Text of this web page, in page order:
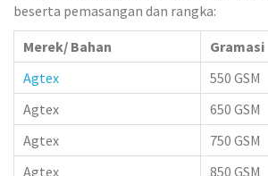
beserta pemasangan dan rangka:
Merek/ Bahan Gramasi
Agtex
550 GSM
Agtex
650 GSM
Agtex
750 GSM
Agtex
850 GSM